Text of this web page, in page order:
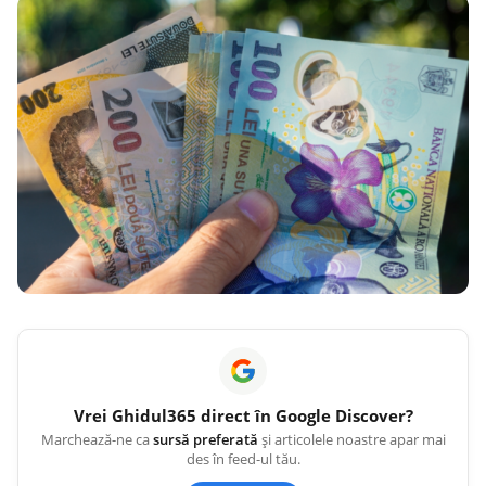
Vrei Ghidul365 direct în Google Discover?
Marchează-ne casursă preferată și articolele noastre apar mai
des în feed-ul tău.